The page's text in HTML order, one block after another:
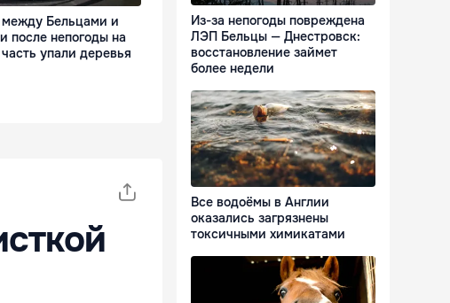
между Бельцами и
после непогоды на
упали деревья
Из-за непогоды повреждена
ЛЭП Бельцы — Днестровск:
восстановление займет
более недели
Все водоёмы в Англии
оказались загрязнены
токсичными химикатами